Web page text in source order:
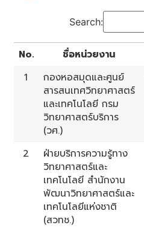
Search:
No. ชื่อหน่วยงาน
1
กองหอสมุดและศูนย์
สารสนเทศวิทยาศาสตร์
และเทคโนโลยี กรม
วิทยาศาสตร์บริการ
(วศ.)
2
ฝ่ายบริการความรู้ทาง
วิทยาศาสตร์และ
เทคโนโลยี สำนักงาน
พัฒนาวิทยาศาสตร์และ
เทคโนโลยีแห่งชาติ
(สวทช.)